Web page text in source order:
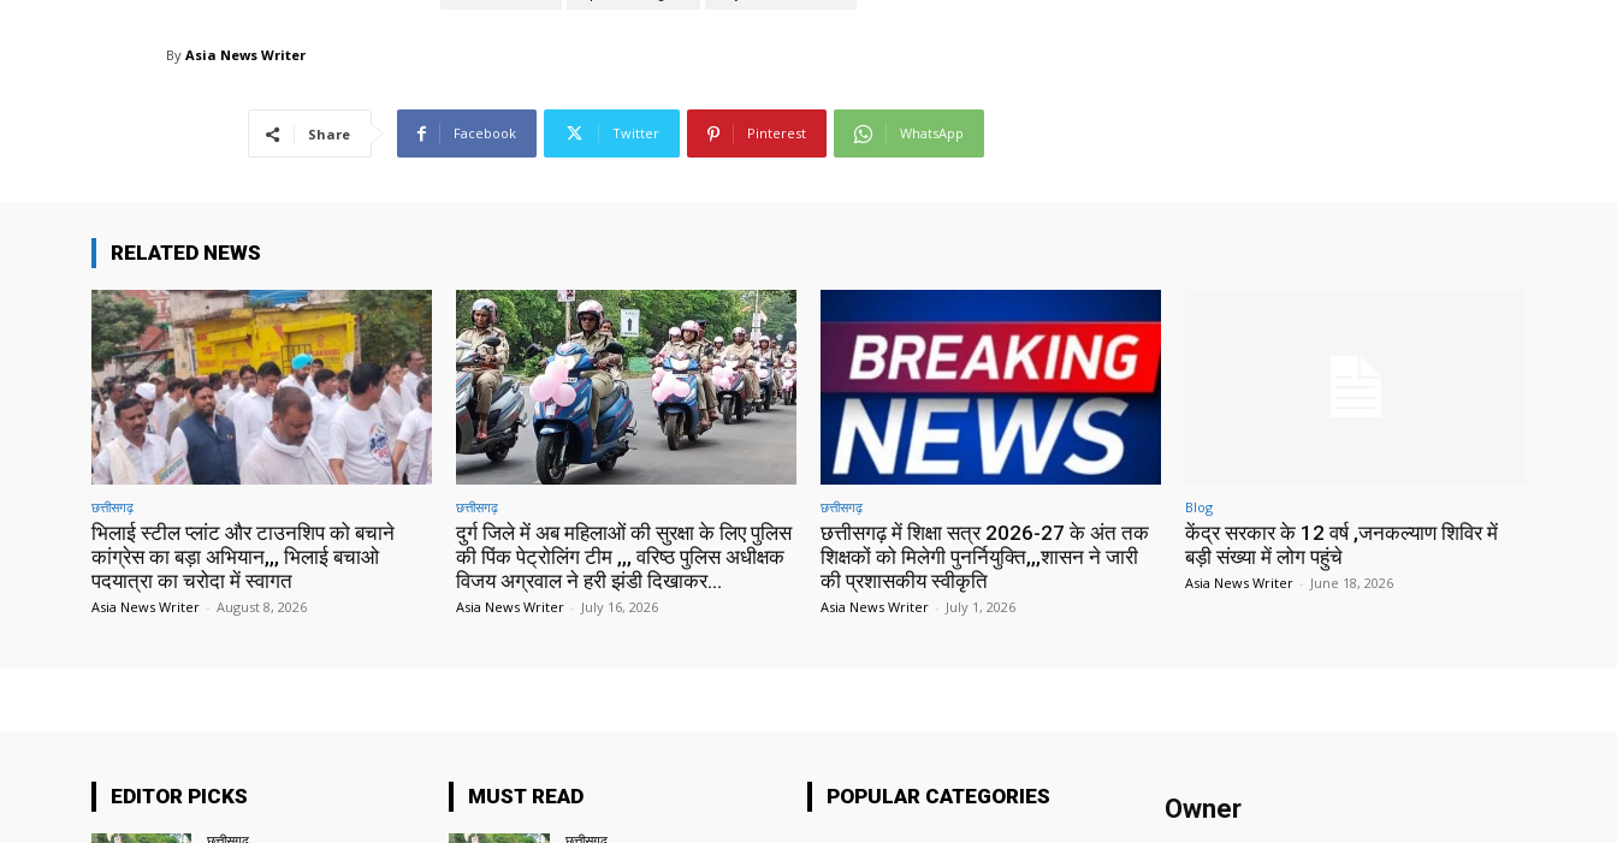
By Asia News Writer
Share Facebook Twitter Pinterest WhatsApp
RELATED NEWS
छत्तीसगढ़
भिलाई स्टील प्लांट और टाउनशिप को बचाने
कांग्रेस का बड़ा अभियान,,, भिलाई बचाओ
पदयात्रा का चरोदा में स्वागत
Asia News Writer - August 8, 2026
छत्तीसगढ़
दुर्ग जिले में अब महिलाओं की सुरक्षा के लिए पुलिस
की पिंक पेट्रोलिंग टीम ,,, वरिष्ठ पुलिस अधीक्षक
विजय अग्रवाल ने हरी झंडी दिखाकर...
Asia News Writer - July 16, 2026
छत्तीसगढ़
छत्तीसगढ़ में शिक्षा सत्र 2026-27 के अंत तक
शिक्षकों को मिलेगी पुनर्नियुक्ति,,,शासन ने जारी
की प्रशासकीय स्वीकृति
Asia News Writer - July 1, 2026
Blog
केंद्र सरकार के 12 वर्ष ,जनकल्याण शिविर में
बड़ी संख्या में लोग पहुंचे
Asia News Writer - June 18, 2026
EDITOR PICKS MUST READ POPULAR CATEGORIES Owner